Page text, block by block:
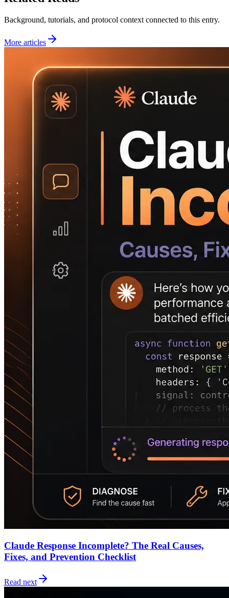
Background, tutorials, and protocol context connected to this entry.
More articles
Claude Response Incomplete? The Real Causes,
Fixes, and Prevention Checklist
Read next